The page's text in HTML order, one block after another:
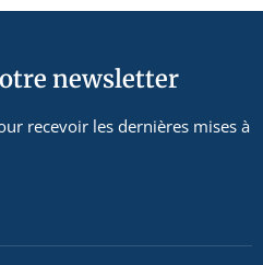
newsletter
recevoir les dernières mises à